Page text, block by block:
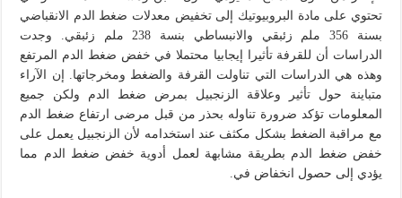
تحتوي على مادة البروبيوتيك إلى تخفيض معدلات ضغط الدم الانقباضي
بسنة 356 ملم زئبقي والانبساطي بنسة 238 ملم زئبقي. وجدت
الدراسات أن للقرفة تأثيرا إيجابيا محتملا في خفض ضغط الدم المرتفع
وهذه هي الدراسات التي تناولت القرفة والضغط ومخرجاتها. إن الآراء
متباينة حول تأثير وعلاقة الزنجبيل بمرض ضغط الدم ولكن جميع
المعلومات تؤكد ضرورة تناوله بحذر من قبل مرضى ارتفاع ضغط الدم
مع مراقبة الضغط بشكل مكثف عند استخدامه لأن الزنجبيل يعمل على
خفض ضغط الدم بطريقة مشابهة لعمل أدوية خفض ضغط الدم مما
يؤدي إلى حصول انخفاض في.